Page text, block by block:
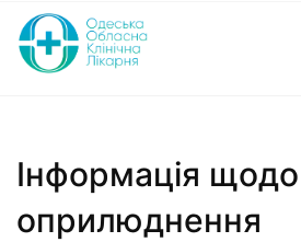
Інформація щодо
оприлюднення